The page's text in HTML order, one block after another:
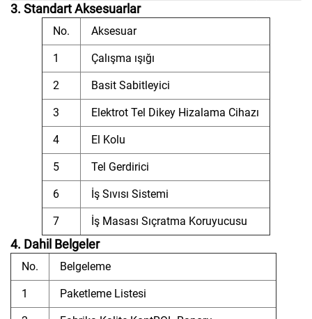
3. Standart Aksesuarlar
No. Aksesuar
1 Çalışma ışığı
2 Basit Sabitleyici
3 Elektrot Tel Dikey Hizalama Cihazı
4 El Kolu
5 Tel Gerdirici
6 İş Sıvısı Sistemi
7 İş Masası Sıçratma Koruyucusu
4. Dahil Belgeler
No. Belgeleme
1 Paketleme Listesi